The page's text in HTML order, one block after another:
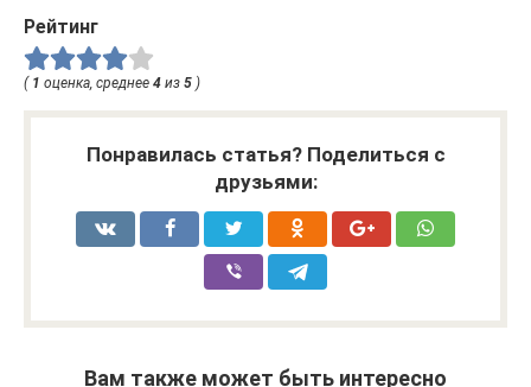
Рейтинг
( 1 оценка, среднее 4 из 5 )
Понравилась статья? Поделиться с
друзьями:
Вам также может быть интересно